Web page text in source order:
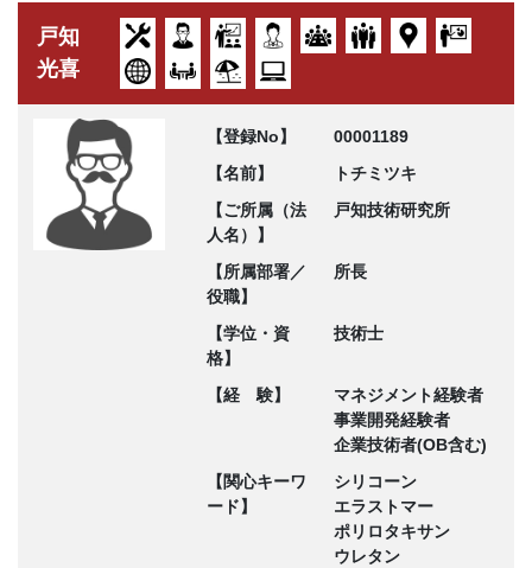
戸知
光喜
【登録No】
00001189
【名前】
トチミツキ
【ご所属（法
人名）】
戸知技術研究所
【所属部署／
役職】
所長
【学位・資
格】
技術士
【経 験】
マネジメント経験者
事業開発経験者
企業技術者(OB含む)
【関心キーワ
ード】
シリコーン
エラストマー
ポリロタキサン
ウレタン